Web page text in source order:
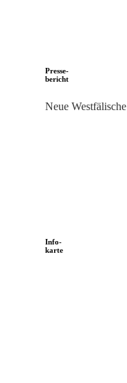
Presse-
bericht
Neue Westfälische
Info-
karte